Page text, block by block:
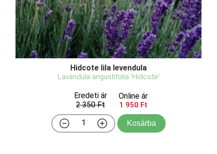
Hidcote lila levendula
Lavandula angustifolia 'Hidcote'
Eredeti ár
2 350 Ft
Online ár
1 950 Ft
Kosárba